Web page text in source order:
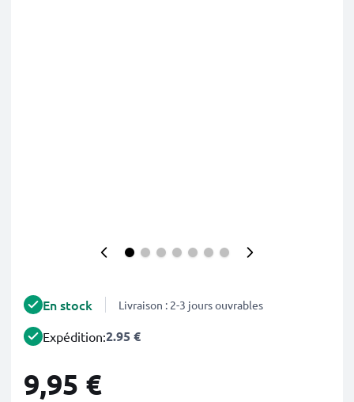
En stock Livraison : 2-3 jours ouvrables
Expédition:2.95 €
9,95 €